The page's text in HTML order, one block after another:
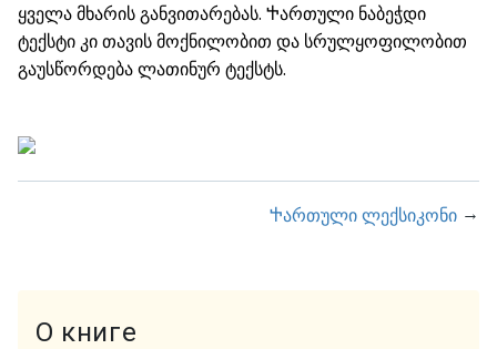
ყველა მხარის განვითარებას. Ⴕართული ნაბეჭდი
ტექსტი კი თავის მოქნილობით და სრულყოფილობით
გაუსწორდება ლათინურ ტექსტს.
Ⴕართული ლექსიკონი →
О книге